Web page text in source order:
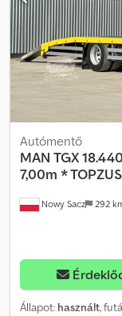
x M) RAKTERHELY:
TENGELYTÁV: 510/
ELSŐ: LAPRUGÓ
angol, német, olasz
magyar COSTEL –
kapcsolatos összes
dokumentumokat
Nowy Sacz 292
Autómentő
MAN TGX
7,00m *
Állapot: használt,